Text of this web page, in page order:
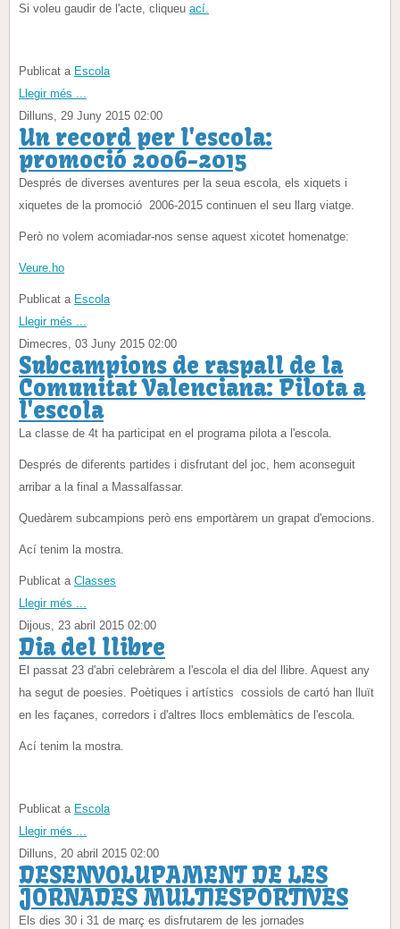
Si voleu gaudir de l'acte, cliqueu ací.
Publicat a Escola
Llegir més ...
Dilluns, 29 Juny 2015 02:00
Un record per l'escola:
promoció 2006-2015
Després de diverses aventures per la seua escola, els xiquets i
xiquetes de la promoció 2006-2015 continuen el seu llarg viatge.
Però no volem acomiadar-nos sense aquest xicotet homenatge:
Veure.ho
Publicat a Escola
Llegir més ...
Dimecres, 03 Juny 2015 02:00
Subcampions de raspall de la
Comunitat Valenciana: Pilota a
l'escola
La classe de 4t ha participat en el programa pilota a l'escola.
Després de diferents partides i disfrutant del joc, hem aconseguit
arribar a la final a Massalfassar.
Quedàrem subcampions però ens emportàrem un grapat d'emocions.
Ací tenim la mostra.
Publicat a Classes
Llegir més ...
Dijous, 23 abril 2015 02:00
Dia del llibre
El passat 23 d'abri celebràrem a l'escola el dia del llibre. Aquest any
ha segut de poesies. Poètiques i artístics cossiols de cartó han lluït
en les façanes, corredors i d'altres llocs emblemàtics de l'escola.
Ací tenim la mostra.
Publicat a Escola
Llegir més ...
Dilluns, 20 abril 2015 02:00
DESENVOLUPAMENT DE LES
JORNADES MULTIESPORTIVES
Els dies 30 i 31 de març es disfrutarem de les jornades